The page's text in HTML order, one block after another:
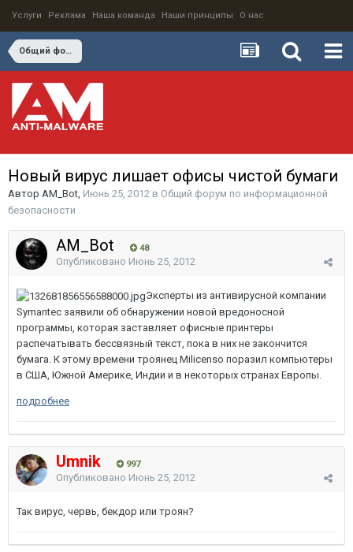
Услуги Реклама Наша команда Наши принципы О нас
Общий форум по информационной безопасности
Новый вирус лишает офисы чистой бумаги
Автор AM_Bot, Июнь 25, 2012 в Общий форум по информационной
безопасности
AM_Bot 48
Опубликовано Июнь 25, 2012
Эксперты из антивирусной компании
Symantec заявили об обнаружении новой вредоносной
программы, которая заставляет офисные принтеры
распечатывать бессвязный текст, пока в них не закончится
бумага. К этому времени троянец Milicenso поразил компьютеры
в США, Южной Америке, Индии и в некоторых странах Европы.
подробнее
Umnik 997
Опубликовано Июнь 25, 2012
Так вирус, червь, бекдор или троян?